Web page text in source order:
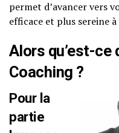
permet d’avancer vers
efficace et plus sereine
Alors qu’est-ce
Coaching ?
Pour la
partie